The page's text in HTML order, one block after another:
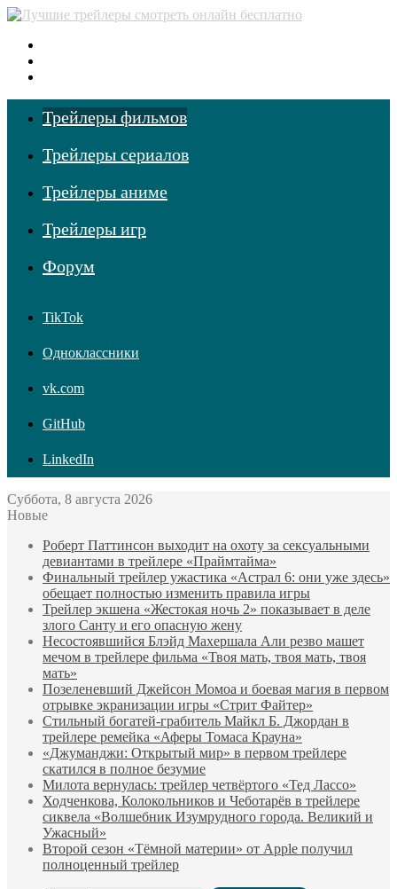
Трейлеры фильмов
Трейлеры сериалов
Трейлеры аниме
Трейлеры игр
Форум
TikTok
Одноклассники
vk.com
GitHub
LinkedIn
Суббота, 8 августа 2026
Новые
Роберт Паттинсон выходит на охоту за сексуальными
девиантами в трейлере «Праймтайма»
Финальный трейлер ужастика «Астрал 6: они уже здесь»
обещает полностью изменить правила игры
Трейлер экшена «Жестокая ночь 2» показывает в деле
злого Санту и его опасную жену
Несостоявшийся Блэйд Махершала Али резво машет
мечом в трейлере фильма «Твоя мать, твоя мать, твоя
мать»
Позеленевший Джейсон Момоа и боевая магия в первом
отрывке экранизации игры «Стрит Файтер»
Стильный богатей-грабитель Майкл Б. Джордан в
трейлере ремейка «Аферы Томаса Крауна»
«Джуманджи: Открытый мир» в первом трейлере
скатился в полное безумие
Милота вернулась: трейлер четвёртого «Тед Лассо»
Ходченкова, Колокольников и Чеботарёв в трейлере
сиквела «Волшебник Изумрудного города. Великий и
Ужасный»
Второй сезон «Тёмной материи» от Apple получил
полноценный трейлер